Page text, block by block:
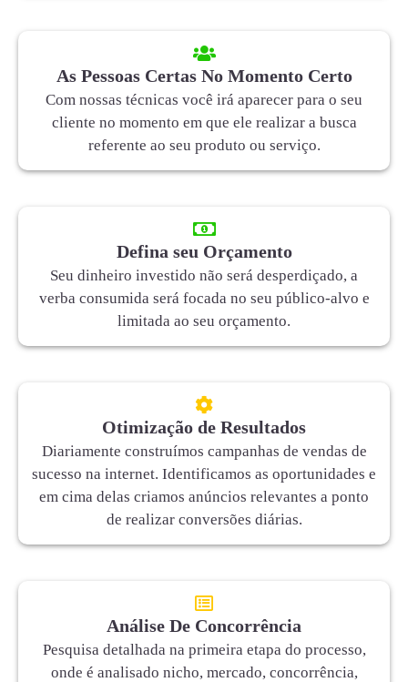
As Pessoas Certas No Momento Certo
Com nossas técnicas você irá aparecer para o seu
cliente no momento em que ele realizar a busca
referente ao seu produto ou serviço.
Defina seu Orçamento
Seu dinheiro investido não será desperdiçado, a
verba consumida será focada no seu público-alvo e
limitada ao seu orçamento.
Otimização de Resultados
Diariamente construímos campanhas de vendas de
sucesso na internet. Identificamos as oportunidades e
em cima delas criamos anúncios relevantes a ponto
de realizar conversões diárias.
Análise De Concorrência
Pesquisa detalhada na primeira etapa do processo,
onde é analisado nicho, mercado, concorrência,